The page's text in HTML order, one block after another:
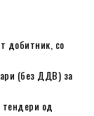
добитник, со
(без ДДВ) за
тендери од